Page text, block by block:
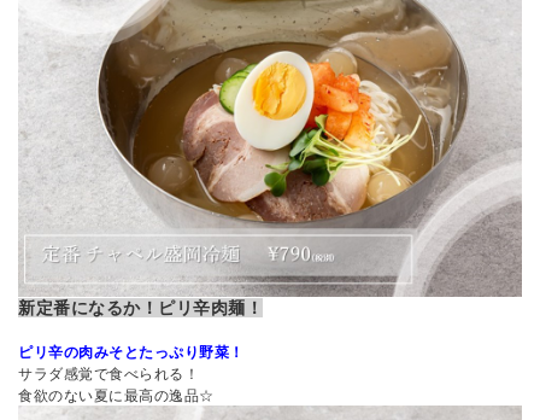
新定番になるか！ピリ辛肉麺！
ピリ辛の肉みそとたっぷり野菜！
サラダ感覚で食べられる！
食欲のない夏に最高の逸品☆